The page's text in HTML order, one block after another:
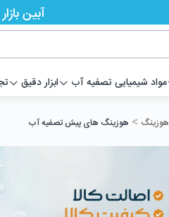
مواد شیمیایی تصفیه آب ابزار دقیق
آبین
هوزینگ > هوزینگ های پیش تصفیه آب